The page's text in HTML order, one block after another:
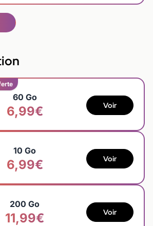
60 Go
6,99€ Voir
10 Go
6,99€ Voir
200 Go
11,99€ Voir